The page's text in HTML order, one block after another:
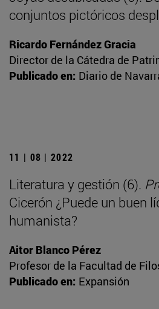
conjuntos pictóricos
Ricardo Fernández Gracia
Director de la Cátedra de
Publicado en: Diario de
11 | 08 | 2022
Literatura y gestión (6).
Cicerón ¿Puede un buen
humanista?
Aitor Blanco Pérez
Profesor de la Facultad de
Publicado en: Expansión